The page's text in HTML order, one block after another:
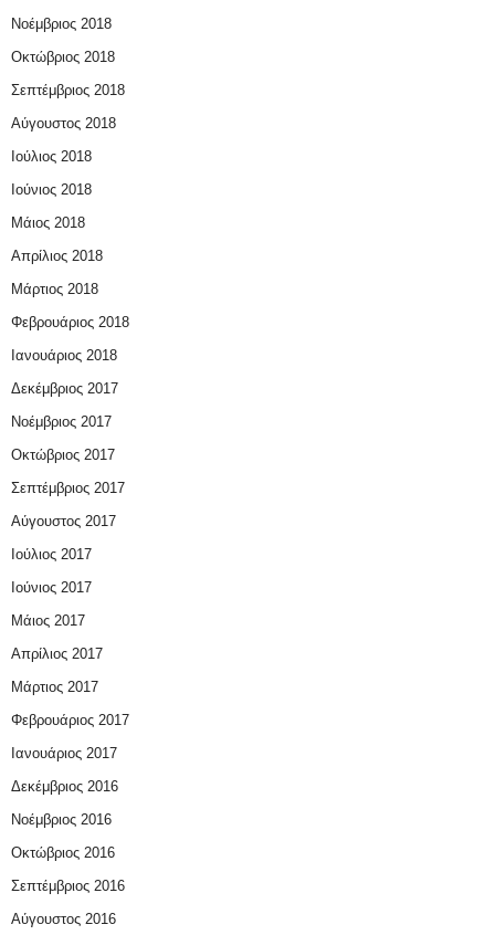
Νοέμβριος 2018
Οκτώβριος 2018
Σεπτέμβριος 2018
Αύγουστος 2018
Ιούλιος 2018
Ιούνιος 2018
Μάιος 2018
Απρίλιος 2018
Μάρτιος 2018
Φεβρουάριος 2018
Ιανουάριος 2018
Δεκέμβριος 2017
Νοέμβριος 2017
Οκτώβριος 2017
Σεπτέμβριος 2017
Αύγουστος 2017
Ιούλιος 2017
Ιούνιος 2017
Μάιος 2017
Απρίλιος 2017
Μάρτιος 2017
Φεβρουάριος 2017
Ιανουάριος 2017
Δεκέμβριος 2016
Νοέμβριος 2016
Οκτώβριος 2016
Σεπτέμβριος 2016
Αύγουστος 2016